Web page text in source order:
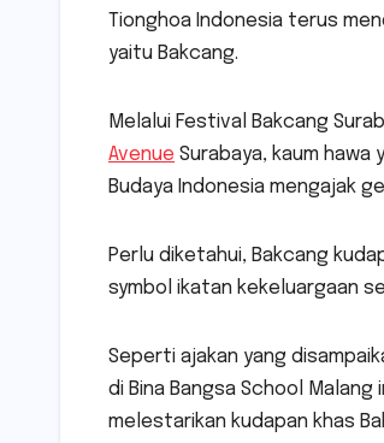
Tionghoa Indonesia terus
yaitu Bakcang.
Melalui Festival Bakcang
Avenue Surabaya, kaum
Budaya Indonesia mengajak
Perlu diketahui, Bakcang
symbol ikatan kekeluargaan
Seperti ajakan yang
di Bina Bangsa School
melestarikan kudapan khas